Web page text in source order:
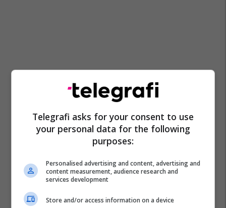
Telegrafi asks for your consent to use
your personal data for the following
purposes:
Personalised advertising and content, advertising and
content measurement, audience research and
services development
Store and/or access information on a device